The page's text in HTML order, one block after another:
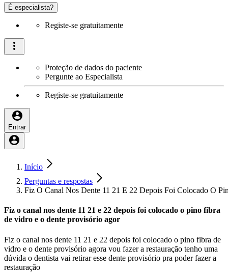
É especialista?
Registe-se gratuitamente
Proteção de dados do paciente
Pergunte ao Especialista
Registe-se gratuitamente
Entrar
Início
Perguntas e respostas
Fiz O Canal Nos Dente 11 21 E 22 Depois Foi Colocado O
Fiz o canal nos dente 11 21 e 22 depois foi colocado o pino fibra
de vidro e o dente provisório agor
Fiz o canal nos dente 11 21 e 22 depois foi colocado o pino fibra de
vidro e o dente provisório agora vou fazer a restauração tenho uma
dúvida o dentista vai retirar esse dente provisório pra poder fazer a
restauração